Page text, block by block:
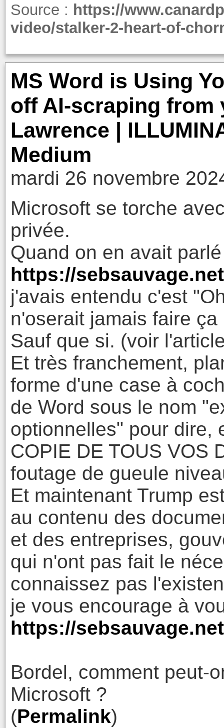
Source : https://
video/stalker-2-heart-of-
MS Word is Using
off AI-scraping
Lawrence |
Medium
mardi 26 novembre
Microsoft se torche
privée.
Quand on en avait
https://
j'avais entendu c'est
n'oserait jamais faire ça
Sauf que si. (voir
Et très franchement,
forme d'une case à
de Word sous le nom
optionnelles" pour dire,
COPIE DE TOUS VOS
foutage de gueule
Et maintenant Trump
au contenu des
et des entreprises,
qui n'ont pas fait le
connaissez pas
je vous encourage à
https://
Bordel, comment peut-
Microsoft ?
(Permalink)